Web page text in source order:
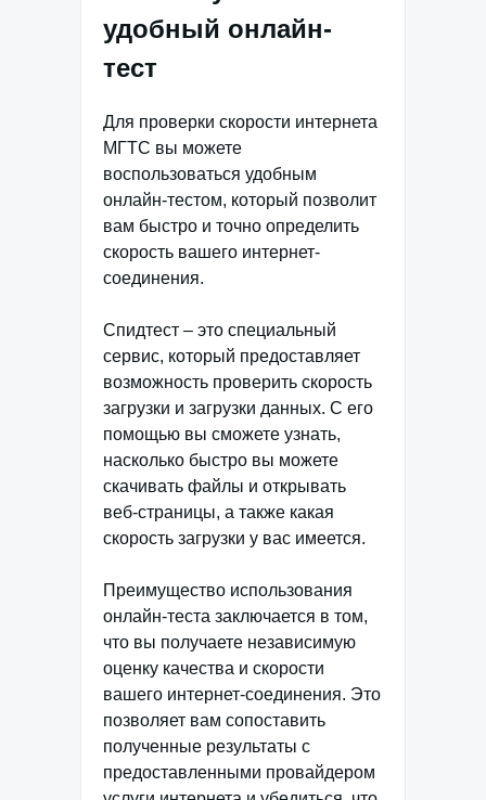
удобный онлайн-
тест
Для проверки скорости интернета
МГТС вы можете
воспользоваться удобным
онлайн-тестом, который позволит
вам быстро и точно определить
скорость вашего интернет-
соединения.
Спидтест – это специальный
сервис, который предоставляет
возможность проверить скорость
загрузки и загрузки данных. С его
помощью вы сможете узнать,
насколько быстро вы можете
скачивать файлы и открывать
веб-страницы, а также какая
скорость загрузки у вас имеется.
Преимущество использования
онлайн-теста заключается в том,
что вы получаете независимую
оценку качества и скорости
вашего интернет-соединения. Это
позволяет вам сопоставить
полученные результаты с
предоставленными провайдером